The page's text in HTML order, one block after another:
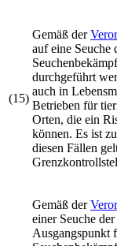
(15)
Gemäß der
auf eine Seuche
durchgeführt
auch in
Betrieben für
Orten, die ein
können. Es ist
diesen Fällen
Gemäß der
einer Seuche
Ausgangspunkt